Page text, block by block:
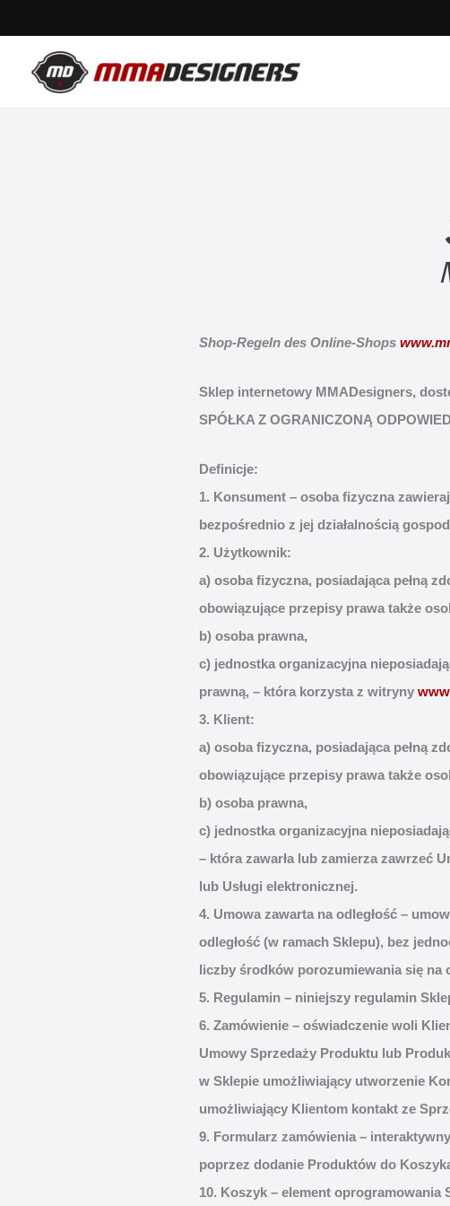
Inhalt
springen
Shop-Regeln des Online-Shops
Sklep internetowy MMADesigners,
SPÓŁKA Z OGRANICZONĄ
Definicje:
1. Konsument – osoba fizyczna
bezpośrednio z jej działalnością
2. Użytkownik:
a) osoba fizyczna, posiadająca pełną
obowiązujące przepisy prawa także
b) osoba prawna,
c) jednostka organizacyjna
prawną, – która korzysta z witryny
3. Klient:
a) osoba fizyczna, posiadająca pełną
obowiązujące przepisy prawa także
b) osoba prawna,
c) jednostka organizacyjna
– która zawarła lub zamierza zawrzeć
lub Usługi elektronicznej.
4. Umowa zawarta na odległość –
odległość (w ramach Sklepu), bez
liczby środków porozumiewania się na
5. Regulamin – niniejszy regulamin
6. Zamówienie – oświadczenie woli
Umowy Sprzedaży Produktu lub
w Sklepie umożliwiający utworzenie
umożliwiający Klientom kontakt ze
9. Formularz zamówienia –
poprzez dodanie Produktów do
10. Koszyk – element